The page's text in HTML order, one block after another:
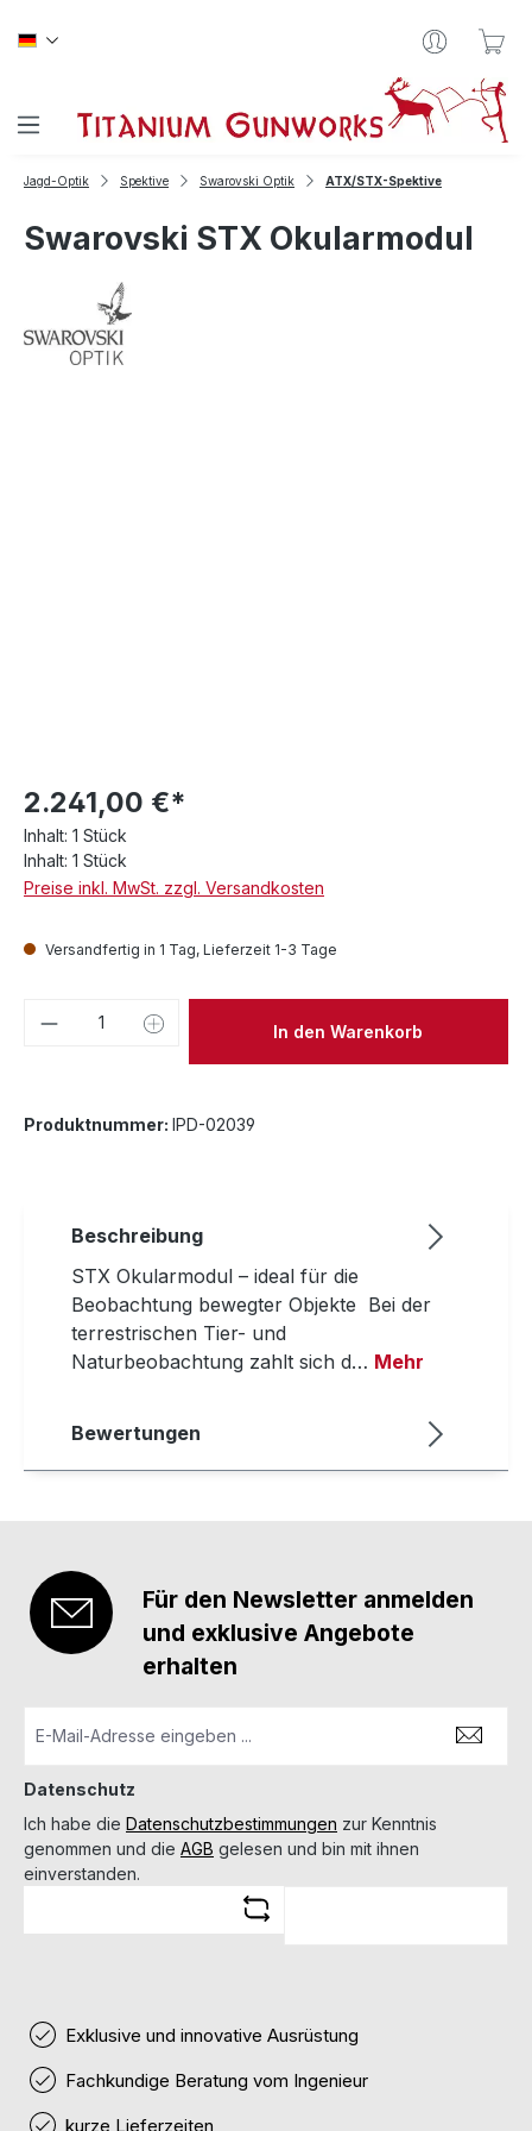
Jagd-Optik Spektive Swarovski Optik ATX/STX-Spektive
Swarovski STX Okularmodul
2.241,00 €*
Inhalt: 1 Stück
Inhalt: 1 Stück
Preise inkl. MwSt. zzgl. Versandkosten
Versandfertig in 1 Tag, Lieferzeit 1-3 Tage
Produkt Anzahl: Gib denIn den Warenkorb
Produktnummer: IPD-02039
Beschreibung
STX Okularmodul – ideal für die
Beobachtung bewegter Objekte Bei der
terrestrischen Tier- und
Naturbeobachtung zahlt sich d… Mehr
Bewertungen
Für den Newsletter anmelden
und exklusive Angebote
erhalten
Datenschutz
Ich habe die Datenschutzbestimmungen zur Kenntnis
genommen und die AGB gelesen und bin mit ihnen
einverstanden.
Exklusive und innovative Ausrüstung
Fachkundige Beratung vom Ingenieur
kurze Lieferzeiten